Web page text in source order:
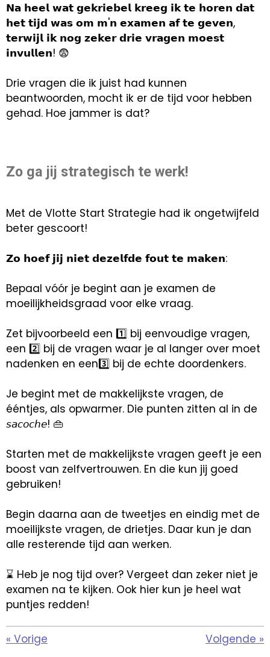
𝗡𝗮 𝗵𝗲𝗲𝗹 𝘄𝗮𝘁 𝗴𝗲𝗸𝗿𝗶𝗲𝗯𝗲𝗹 𝗸𝗿𝗲𝗲𝗴 𝗶𝗸 𝘁𝗲 𝗵𝗼𝗿𝗲𝗻 𝗱𝗮𝘁
𝗵𝗲𝘁 𝘁𝗶𝗷𝗱 𝘄𝗮𝘀 𝗼𝗺 𝗺'𝗻 𝗲𝘅𝗮𝗺𝗲𝗻 𝗮𝗳 𝘁𝗲 𝗴𝗲𝘃𝗲𝗻,
𝘁𝗲𝗿𝘄𝗶𝗷𝗹 𝗶𝗸 𝗻𝗼𝗴 𝘇𝗲𝗸𝗲𝗿 𝗱𝗿𝗶𝗲 𝘃𝗿𝗮𝗴𝗲𝗻 𝗺𝗼𝗲𝘀𝘁
𝗶𝗻𝘃𝘂𝗹𝗹𝗲𝗻! 😨
Drie vragen die ik juist had kunnen
beantwoorden, mocht ik er de tijd voor hebben
gehad. Hoe jammer is dat?
Zo ga jij strategisch te werk!
Met de Vlotte Start Strategie had ik ongetwijfeld
beter gescoort!
𝗭𝗼 𝗵𝗼𝗲𝗳 𝗷𝗶𝗷 𝗻𝗶𝗲𝘁 𝗱𝗲𝘇𝗲𝗹𝗳𝗱𝗲 𝗳𝗼𝘂𝘁 𝘁𝗲 𝗺𝗮𝗸𝗲𝗻:
Bepaal vóór je begint aan je examen de
moeilijkheidsgraad voor elke vraag.
Zet bijvoorbeeld een 1️⃣ bij eenvoudige vragen,
een 2️⃣ bij de vragen waar je al langer over moet
nadenken en een3️⃣ bij de echte doordenkers.
Je begint met de makkelijkste vragen, de
ééntjes, als opwarmer. Die punten zitten al in de
𝘴𝘢𝘤𝘰𝘤𝘩𝘦! 👜
Starten met de makkelijkste vragen geeft je een
boost van zelfvertrouwen. En die kun jij goed
gebruiken!
Begin daarna aan de tweetjes en eindig met de
moeilijkste vragen, de drietjes. Daar kun je dan
alle resterende tijd aan werken.
⌛ Heb je nog tijd over? Vergeet dan zeker niet je
examen na te kijken. Ook hier kun je heel wat
puntjes redden!
« Vorige Volgende »